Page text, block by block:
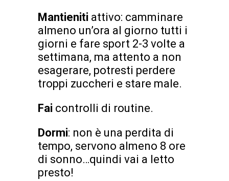
Mantieniti attivo: camminare
almeno un’ora al giorno tutti i
giorni e fare sport 2-3 volte a
settimana, ma attento a non
esagerare, potresti perdere
troppi zuccheri e stare male.
Fai controlli di routine.
Dormi: non è una perdita di
tempo, servono almeno 8 ore
di sonno…quindi vai a letto
presto!